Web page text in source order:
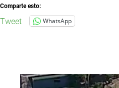
Comparte esto:
Tweet WhatsApp